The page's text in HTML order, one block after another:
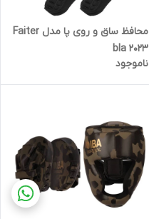
محافظ ساق و روی پا مدل Faiter
bla 2023
ناموجود